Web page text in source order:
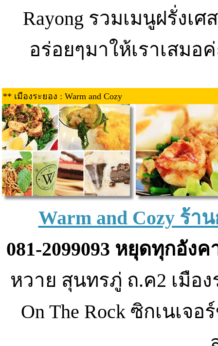
Rayong รวมเมนูฝรั่งเ
อร่อยๆมาให้เราเสม
** เมืองระยอง : Warm and Cozy
Warm and Cozy ร้
081-2099093 หยุดทุกอังค
หวาย สุนทรภู่ ถ.ค2 เมือง
On The Rock ซิกเนเจ